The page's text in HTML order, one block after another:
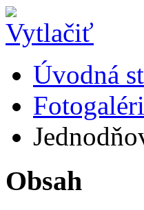
Úvodná
Obsah